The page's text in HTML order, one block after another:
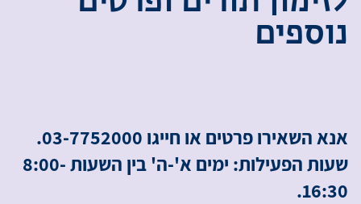
נוספים
אנא השאירו פרטים או חייגו 03-7752000.
שעות הפעילות: ימים א'-ה' בין השעות 8:00-
16:30.